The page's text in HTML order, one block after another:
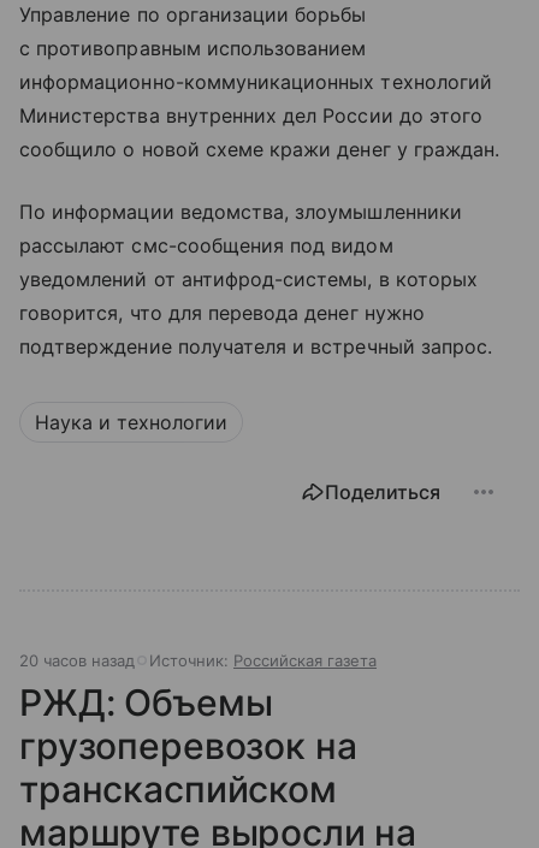
Управление по организации борьбы
с противоправным использованием
информационно-коммуникационных технологий
Министерства внутренних дел России до этого
сообщило о новой схеме кражи денег у граждан.
По информации ведомства, злоумышленники
рассылают смс-сообщения под видом
уведомлений от антифрод-системы, в которых
говорится, что для перевода денег нужно
подтверждение получателя и встречный запрос.
Наука и технологии
Поделиться
20 часов назад Источник: Российская газета
РЖД: Объемы
грузоперевозок на
транскаспийском
маршруте выросли на